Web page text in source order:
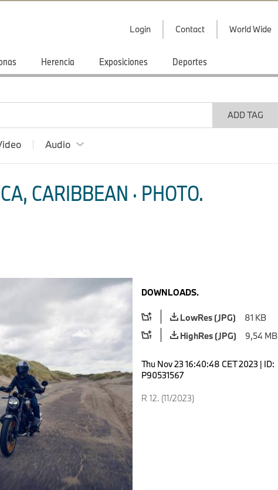
Login Contact World Wide
Herencia Exposiciones Deportes
ADD TAG
Audio
CARIBBEAN · PHOTO.
DOWNLOADS.
LowRes (JPG)
81 KB
HighRes (JPG)
9,54 MB
Thu Nov 23 16:40:48 CET 2023 | ID:
P90531567
R 12. (11/2023)